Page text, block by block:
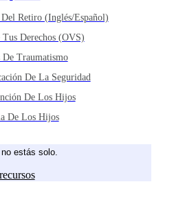
Retiro (inglés/español)
Tus Derechos (OVS)
De Traumatismo
De La Seguridad
De Los Hijos
De Los Hijos
estás solo.